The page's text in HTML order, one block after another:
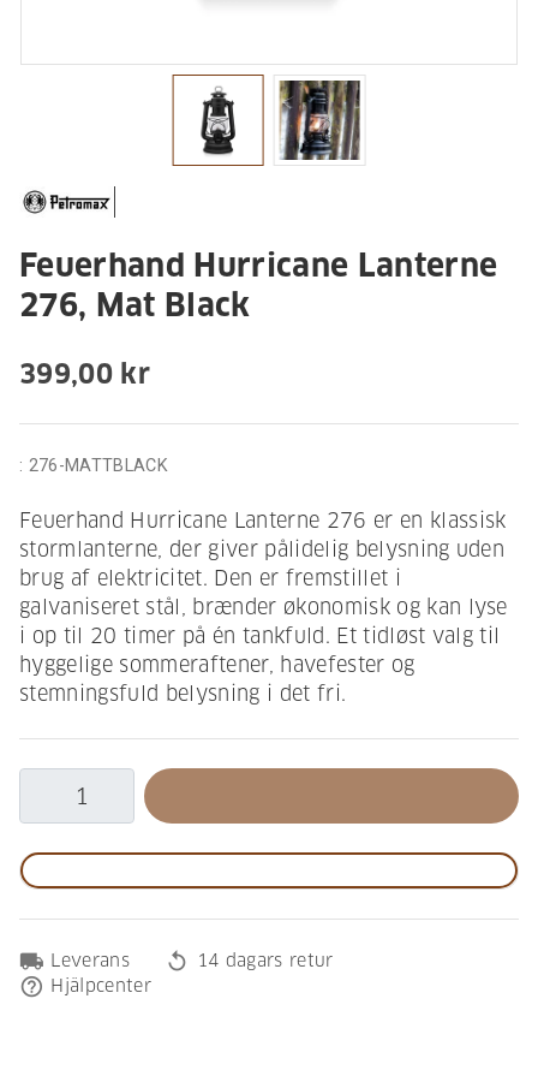
Feuerhand Hurricane Lanterne
276, Mat Black
399,00 kr
: 276-MATTBLACK
Feuerhand Hurricane Lanterne 276 er en klassisk
stormlanterne, der giver pålidelig belysning uden
brug af elektricitet. Den er fremstillet i
galvaniseret stål, brænder økonomisk og kan lyse
i op til 20 timer på én tankfuld. Et tidløst valg til
hyggelige sommeraftener, havefester og
stemningsfuld belysning i det fri.
local_shipping Leverans replay 14 dagars retur
help_outline Hjälpcenter